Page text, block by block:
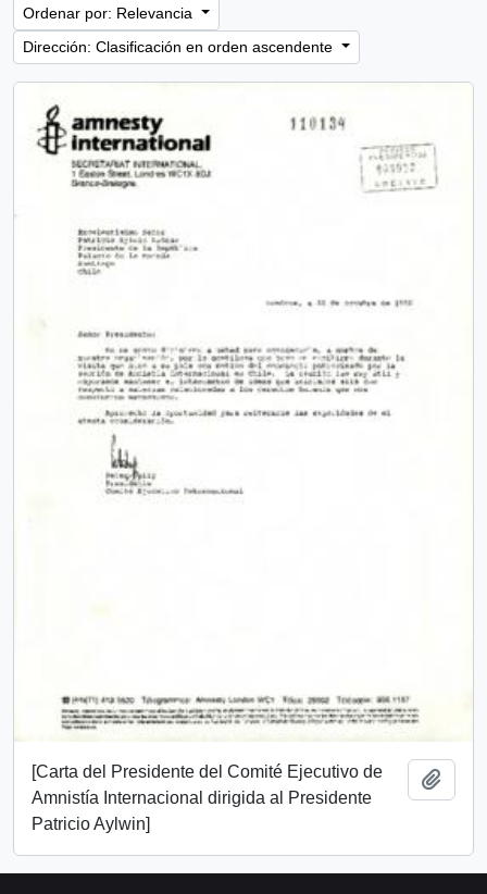
Ordenar por: Relevancia
Dirección: Clasificación en orden ascendente
[Carta del Presidente del Comité Ejecutivo de
Amnistía Internacional dirigida al Presidente
Patricio Aylwin]